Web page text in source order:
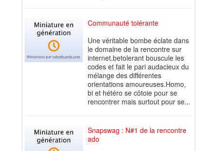
Communauté tolérante
Une véritable bombe éclate dans
le domaine de la rencontre sur
internet.betolerant bouscule les
codes et fait le pari audacieux du
mélange des différentes
orientations amoureuses.Homo,
bi et hétéro se côtoie pour se
rencontrer mais surtout pour se...
Snapswag : N#1 de la rencontre
ado